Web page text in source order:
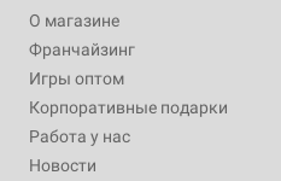
О магазине
Франчайзинг
Игры оптом
Корпоративные подарки
Работа у нас
Новости